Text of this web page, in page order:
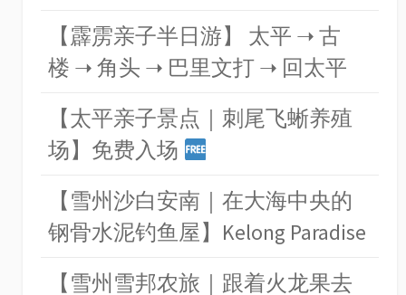
【霹雳亲子半日游】 太平 ➝ 古
楼 ➝ 角头 ➝ 巴里文打 ➝ 回太平
【太平亲子景点｜刺尾飞蜥养殖
场】免费入场
【雪州沙白安南｜在大海中央的
钢骨水泥钓鱼屋】Kelong Paradise
【雪州雪邦农旅｜跟着火龙果去